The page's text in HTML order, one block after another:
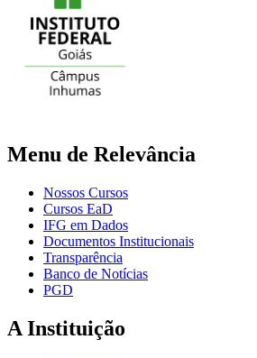
Menu de Relevância
Nossos Cursos
Cursos EaD
IFG em Dados
Documentos Institucionais
Transparência
Banco de Notícias
PGD
A Instituição